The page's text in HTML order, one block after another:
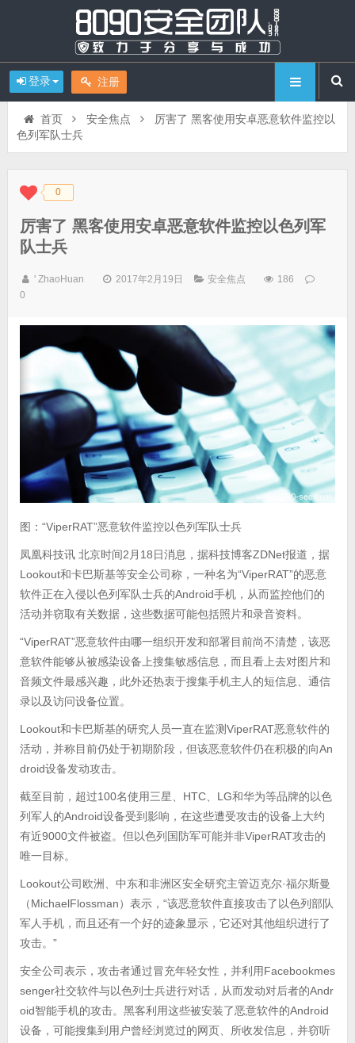
登录 注册
首页 安全焦点
厉害了 黑客使用安卓恶意软件监控以
色列军队士兵
◆◆ 0
厉害了 黑客使用安卓恶意软件监控以色列军
队士兵
' ZhaoHuan 2017年2月19日 安全焦点
186
0
图：“ViperRAT”恶意软件监控以色列军队士兵
凤凰科技讯 北京时间2月18日消息，据科技博客ZDNet报道，据
Lookout和卡巴斯基等安全公司称，一种名为“ViperRAT”的恶意
软件正在入侵以色列军队士兵的Android手机，从而监控他们的
活动并窃取有关数据，这些数据可能包括照片和录音资料。
“ViperRAT”恶意软件由哪一组织开发和部署目前尚不清楚，该恶
意软件能够从被感染设备上搜集敏感信息，而且看上去对图片和
音频文件最感兴趣，此外还热衷于搜集手机主人的短信息、通信
录以及访问设备位置。
Lookout和卡巴斯基的研究人员一直在监测ViperRAT恶意软件的
活动，并称目前仍处于初期阶段，但该恶意软件仍在积极的向An
droid设备发动攻击。
截至目前，超过100名使用三星、HTC、LG和华为等品牌的以色
列军人的Android设备受到影响，在这些遭受攻击的设备上大约
有近9000文件被盗。但以色列国防军可能并非ViperRAT攻击的
唯一目标。
Lookout公司欧洲、中东和非洲区安全研究主管迈克尔·福尔斯曼
（MichaelFlossman）表示，“该恶意软件直接攻击了以色列部队
军人手机，而且还有一个好的迹象显示，它还对其他组织进行了
攻击。”
安全公司表示，攻击者通过冒充年轻女性，并利用Facebookmes
senger社交软件与以色列士兵进行对话，从而发动对后者的Andr
oid智能手机的攻击。黑客利用这些被安装了恶意软件的Android
设备，可能搜集到用户曾经浏览过的网页、所收发信息，并窃听